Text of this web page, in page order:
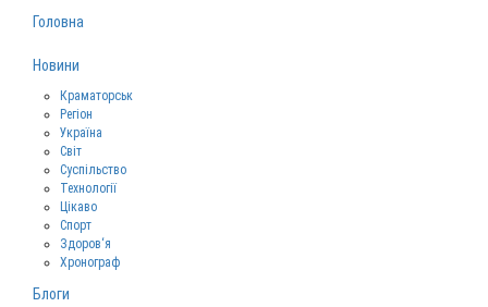
Головна
Новини
Краматорськ
Регіон
Україна
Світ
Суспільство
Технології
Цікаво
Спорт
Здоров‘я
Хронограф
Блоги